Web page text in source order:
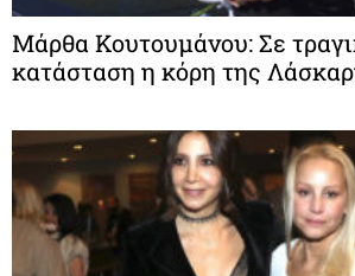
Μάρθα Κουτουμάνου: Σε
κατάσταση η κόρη της